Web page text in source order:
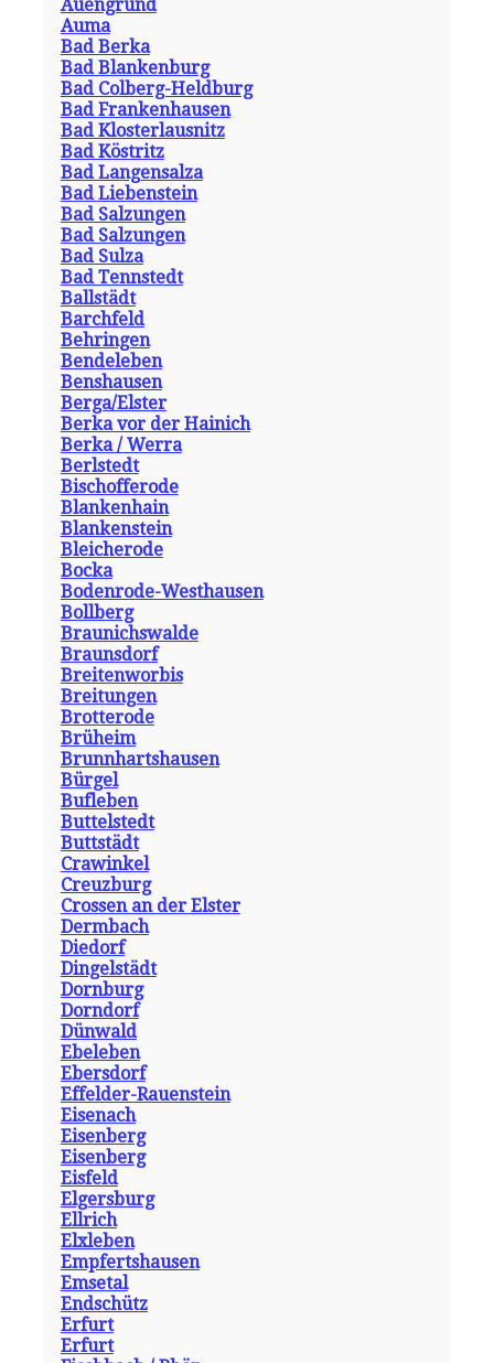
Auengrund
Auma
Bad Berka
Bad Blankenburg
Bad Colberg-Heldburg
Bad Frankenhausen
Bad Klosterlausnitz
Bad Köstritz
Bad Langensalza
Bad Liebenstein
Bad Salzungen
Bad Salzungen
Bad Sulza
Bad Tennstedt
Ballstädt
Barchfeld
Behringen
Bendeleben
Benshausen
Berga/Elster
Berka vor der Hainich
Berka / Werra
Berlstedt
Bischofferode
Blankenhain
Blankenstein
Bleicherode
Bocka
Bodenrode-Westhausen
Bollberg
Braunichswalde
Braunsdorf
Breitenworbis
Breitungen
Brotterode
Brüheim
Brunnhartshausen
Bürgel
Bufleben
Buttelstedt
Buttstädt
Crawinkel
Creuzburg
Crossen an der Elster
Dermbach
Diedorf
Dingelstädt
Dornburg
Dorndorf
Dünwald
Ebeleben
Ebersdorf
Effelder-Rauenstein
Eisenach
Eisenberg
Eisenberg
Eisfeld
Elgersburg
Ellrich
Elxleben
Empfertshausen
Emsetal
Endschütz
Erfurt
Erfurt